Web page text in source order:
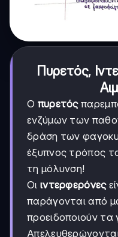
Πυρετός,
Ο πυρετός
ενζύμων των
δράση των
έξυπνος τρόπος
τη μόλυνση!
Οι ιντερφερόνες
παράγονται από
προειδοποιούν τα